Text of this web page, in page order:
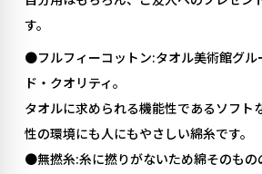
す。
●フルフィーコットン:タオル美術館グル
ド・クオリティ。
タオルに求められる機能性であるソフト
性の環境にも人にもやさしい綿糸です。
●無撚糸:糸に撚りがないため綿そのもの